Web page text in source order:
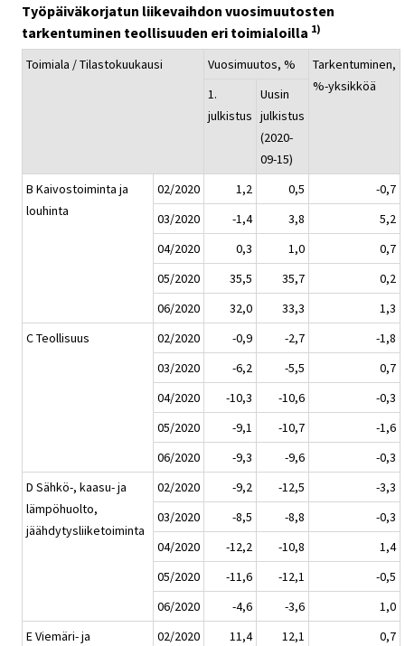
Työpäiväkorjatun liikevaihdon vuosimuutosten
tarkentuminen teollisuuden eri toimialoilla 1)
Toimiala / Tilastokuukausi Vuosimuutos, %
Tarkentuminen,
%-yksikköä
1.
julkistus
Uusin
julkistus
(2020-
09-15)
B Kaivostoiminta ja
louhinta
02/2020 1,2 0,5
-0,7
03/2020
-1,4 3,8
5,2
04/2020
0,3 1,0
0,7
05/2020
35,5 35,7
0,2
06/2020
32,0 33,3
1,3
C Teollisuus
02/2020 -0,9 -2,7
-1,8
03/2020
-6,2 -5,5
0,7
04/2020
-10,3 -10,6
-0,3
05/2020
-9,1 -10,7
-1,6
06/2020
-9,3 -9,6
-0,3
D Sähkö-, kaasu- ja
lämpöhuolto,
jäähdytysliiketoiminta
02/2020 -9,2 -12,5
-3,3
03/2020
-8,5 -8,8
-0,3
04/2020
-12,2 -10,8
1,4
05/2020
-11,6 -12,1
-0,5
06/2020
-4,6 -3,6
1,0
E Viemäri- ja
02/2020 11,4 12,1
0,7